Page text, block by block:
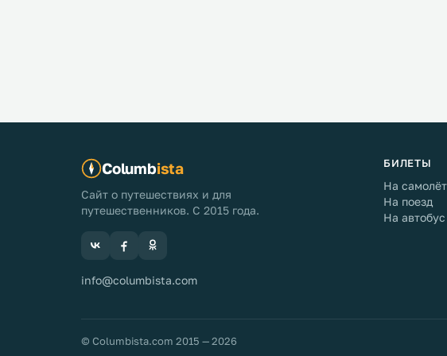
Columbista
Сайт о путешествиях и для
путешественников. С 2015 года.
info@columbista.com
БИЛЕТЫ
На самолёт
На поезд
На автобус
© Columbista.com 2015 — 2026